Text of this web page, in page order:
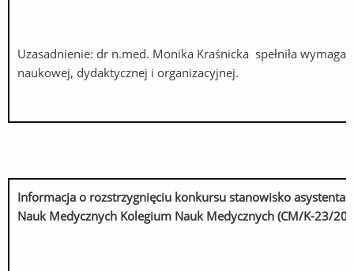
Uzasadnienie: dr n.med. Monika Kraśnicka spełniła
naukowej, dydaktycznej i organizacyjnej.
Informacja o rozstrzygnięciu konkursu stanowisko
Nauk Medycznych Kolegium Nauk Medycznych (CM/K-23/